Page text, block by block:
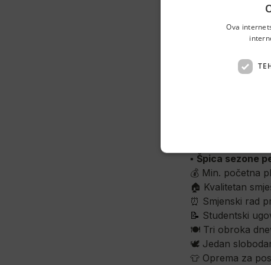
Tražiš sezonski
raznim
📍 Novi
aksimalan
▪️ Špica sezone
💰 Min. početna
🏠 Kvalitetan
⏰ Smjenski rad
📝 Studentski
🍽️ Tri obroka
🕊️ Jedan
👕 Oprema za
Ova